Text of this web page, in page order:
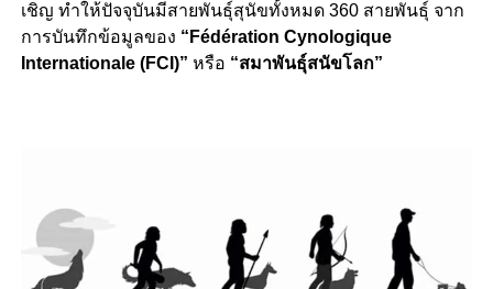
เชิญ ทำให้ปัจจุบันมีสายพันธุ์สุนัขทั้งหมด 360 สายพันธุ์ จาก
การบันทึกข้อมูลของ “Fédération Cynologique
Internationale (FCI)” หรือ “สมาพันธุ์สนัขโลก”